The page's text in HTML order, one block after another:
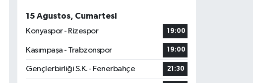
15 Ağustos, Cumartesi
Konyaspor - Rizespor
19:00
Kasımpaşa - Trabzonspor 19:00
Gençlerbirliği S.K. - Fenerbahçe 21:30